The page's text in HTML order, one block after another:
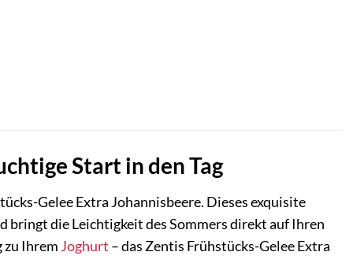
Start in den Tag
Gelee Extra Johannisbeere. Dieses exquisite
bringt die Leichtigkeit des Sommers direkt auf Ihren
zu Ihrem Joghurt – das Zentis Frühstücks-Gelee Extra